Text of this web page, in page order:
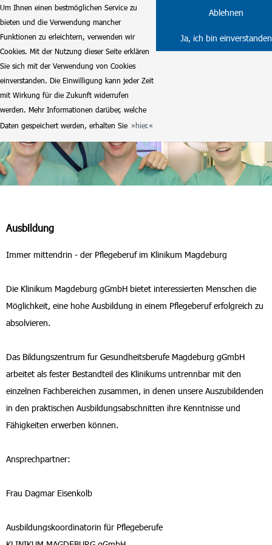
Um Ihnen einen bestmöglichen Service zu
bieten und die Verwendung mancher
Funktionen zu erleichtern, verwenden wir
Cookies. Mit der Nutzung dieser Seite erklären
Sie sich mit der Verwendung von Cookies
einverstanden. Die Einwilligung kann jeder Zeit
mit Wirkung für die Zukunft widerrufen
werden. Mehr Informationen darüber, welche
Daten gespeichert werden, erhalten Sie
hier.
Ablehnen
Ja, ich bin einverstanden
Ausbildung
Immer mittendrin - der Pflegeberuf im Klinikum Magdeburg
Die Klinikum Magdeburg gGmbH bietet interessierten Menschen die
Möglichkeit, eine hohe Ausbildung in einem Pflegeberuf erfolgreich zu
absolvieren.
Das Bildungszentrum fur Gesundheitsberufe Magdeburg gGmbH
arbeitet als fester Bestandteil des Klinikums untrennbar mit den
einzelnen Fachbereichen zusammen, in denen unsere Auszubildenden
in den praktischen Ausbildungsabschnitten ihre Kenntnisse und
Fähigkeiten erwerben können.
Ansprechpartner:
Frau Dagmar Eisenkolb
Ausbildungskoordinatorin für Pflegeberufe